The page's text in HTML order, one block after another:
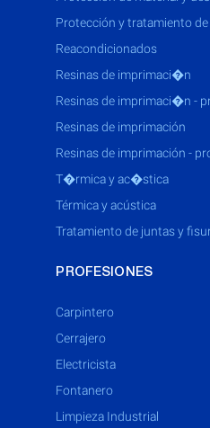
protección y tratamiento
reacondicionados
resinas de imprimaci�n
resinas de imprimaci�n -
resinas de imprimación
resinas de imprimación -
t�rmica y ac�stica
térmica y acústica
tratamiento de juntas y
PROFESIONES
Carpintero
Cerrajero
Electricista
Fontanero
Limpieza Industrial